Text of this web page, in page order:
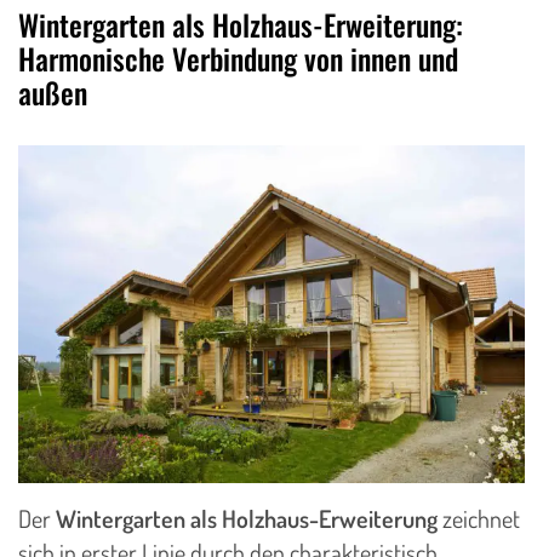
Wintergarten als Holzhaus-Erweiterung:
Harmonische Verbindung von innen und
außen
DerWintergarten als Holzhaus-Erweiterungzeichnet